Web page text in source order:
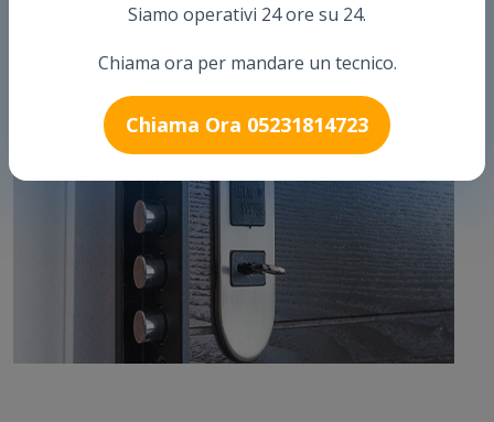
Siamo operativi 24 ore su 24.
Chiama ora per mandare un tecnico.
Chiama Ora 05231814723
territorio Italiano.